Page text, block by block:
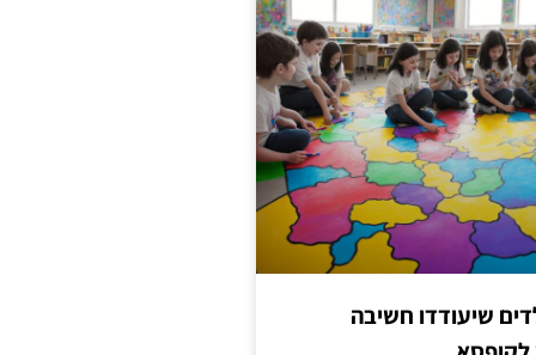
שיעודדו חשיבה